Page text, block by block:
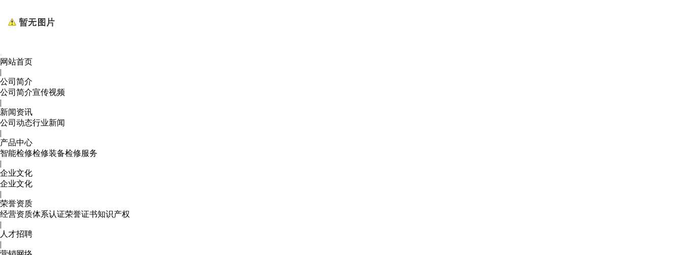
网站首页
|
公司简介
公司简介宣传视频
|
新闻资讯
公司动态行业新闻
|
产品中心
智能检修检修装备检修服务
|
企业文化
企业文化
|
荣誉资质
经营资质体系认证荣誉证书知识产权
|
人才招聘
|